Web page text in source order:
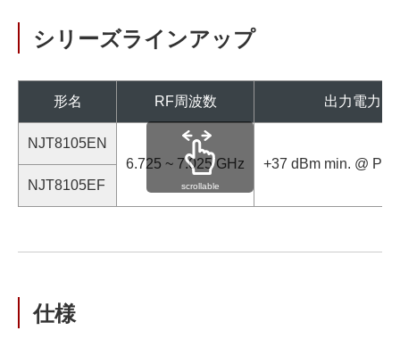
シリーズラインアップ
形名 RF周波数 出力電力
NJT8105EN
6.725 ~ 7.025 GHz
+37 dBm min. @
NJT8105EF
scrollable
仕様